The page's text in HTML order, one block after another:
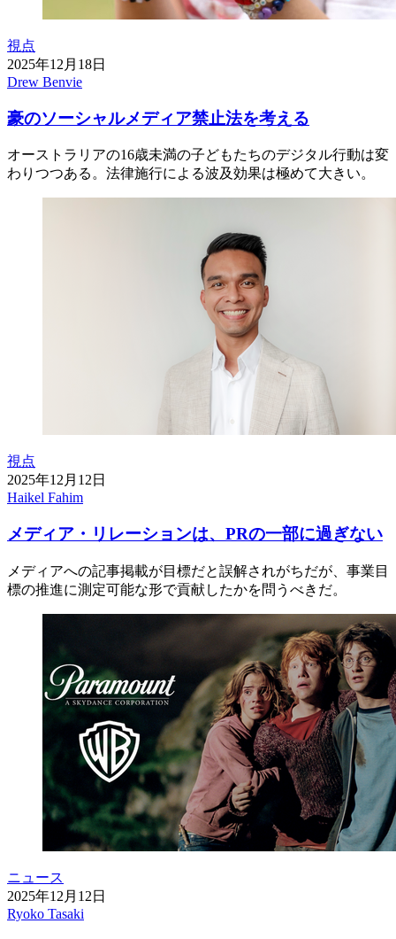
視点
2025年12月18日
Drew Benvie
豪のソーシャルメディア禁止法を考える
オーストラリアの16歳未満の子どもたちのデジタル行動は変
わりつつある。法律施行による波及効果は極めて大きい。
視点
2025年12月12日
Haikel Fahim
メディア・リレーションは、PRの一部に過ぎない
メディアへの記事掲載が目標だと誤解されがちだが、事業目
標の推進に測定可能な形で貢献したかを問うべきだ。
ニュース
2025年12月12日
Ryoko Tasaki